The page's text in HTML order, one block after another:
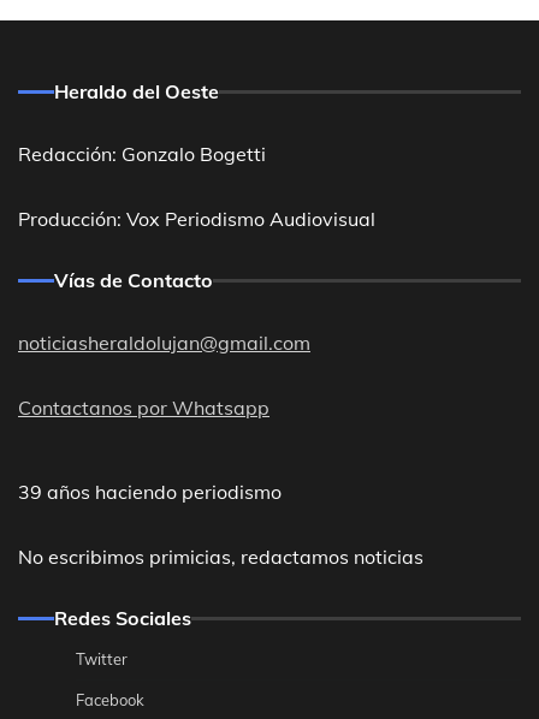
Heraldo del Oeste
Redacción: Gonzalo Bogetti
Producción: Vox Periodismo Audiovisual
Vías de Contacto
noticiasheraldolujan@gmail.com
Contactanos por Whatsapp
39 años haciendo periodismo
No escribimos primicias, redactamos noticias
Redes Sociales
Twitter
Facebook